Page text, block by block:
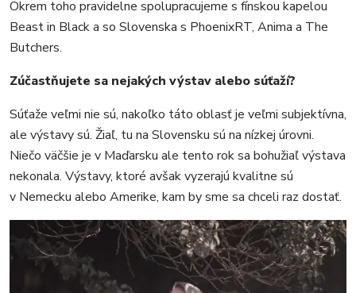
Okrem toho pravidelne spolupracujeme s fínskou kapelou
Beast in Black a so Slovenska s PhoenixRT, Anima a The
Butchers.
Zúčastňujete sa nejakých výstav alebo súťaží?
Súťaže veľmi nie sú, nakoľko táto oblasť je veľmi subjektívna,
ale výstavy sú. Žiaľ, tu na Slovensku sú na nízkej úrovni.
Niečo väčšie je v Maďarsku ale tento rok sa bohužiaľ výstava
nekonala. Výstavy, ktoré avšak vyzerajú kvalitne sú
v Nemecku alebo Amerike, kam by sme sa chceli raz dostať.